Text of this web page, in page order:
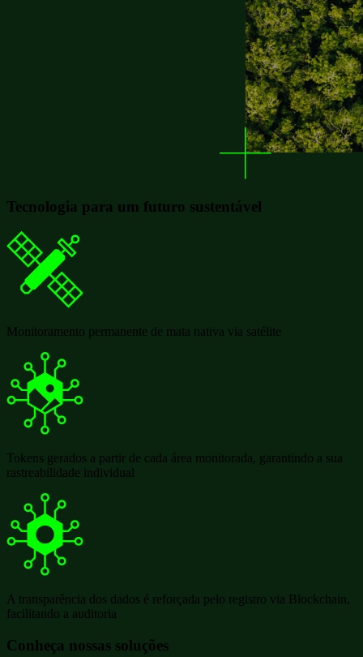
Tecnologia para um futuro sustentável
Monitoramento permanente de mata nativa via satélite
Tokens gerados a partir de cada área monitorada, garantindo a sua
rastreabilidade individual
A transparência dos dados é reforçada pelo registro via Blockchain,
facilitando a auditoria
Conheça nossas soluções